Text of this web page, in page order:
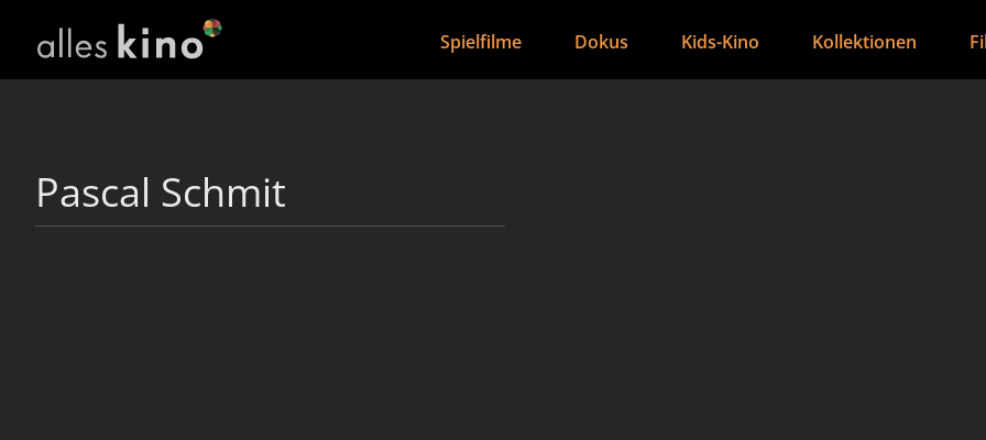
Spielfilme Dokus Kids-Kino Kollektionen
Pascal Schmit